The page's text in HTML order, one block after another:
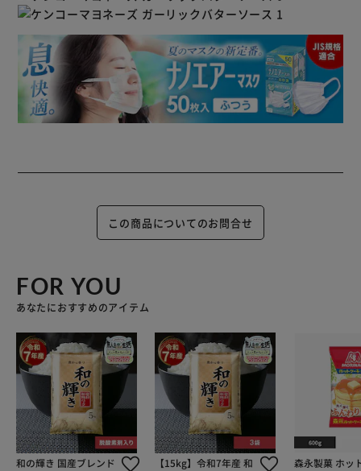
この商品についてのお問合せ
FOR YOU
あなたにおすすめのアイテム
和の輝き 国産ブレンド
【15kg】令和7年産 和
森永製菓 ホッ